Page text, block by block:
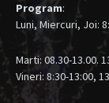
Program:
Luni, Miercuri, Joi:
Marti: 08.30-13.00.
Vineri: 8:30-13:00,